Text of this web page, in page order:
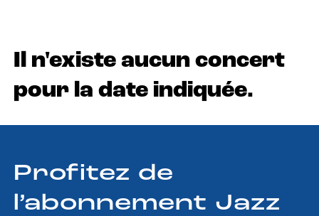
Il n'existe aucun concert
pour la date indiquée.
Profitez de
l’abonnement Jazz